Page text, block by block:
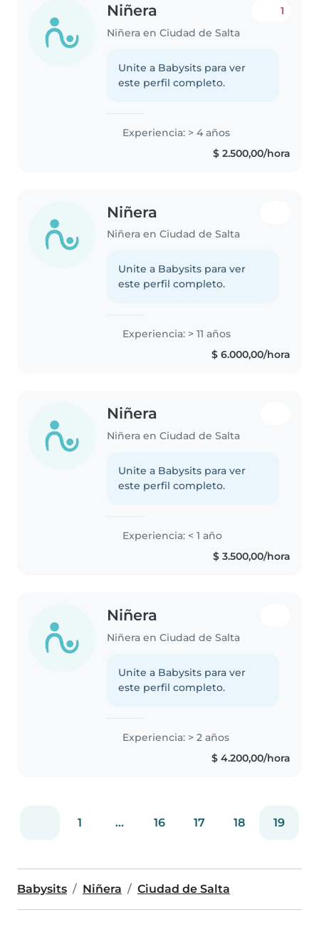
Niñera
Niñera en Ciudad de Salta
1
Unite a Babysits para ver
este perfil completo.
Experiencia: > 4 años
$ 2.500,00/hora
Niñera
Niñera en Ciudad de Salta
Unite a Babysits para ver
este perfil completo.
Experiencia: > 11 años
$ 6.000,00/hora
Niñera
Niñera en Ciudad de Salta
Unite a Babysits para ver
este perfil completo.
Experiencia: < 1 año
$ 3.500,00/hora
Niñera
Niñera en Ciudad de Salta
Unite a Babysits para ver
este perfil completo.
Experiencia: > 2 años
$ 4.200,00/hora
1 ... 16 17 18 19
Babysits Niñera Ciudad de Salta